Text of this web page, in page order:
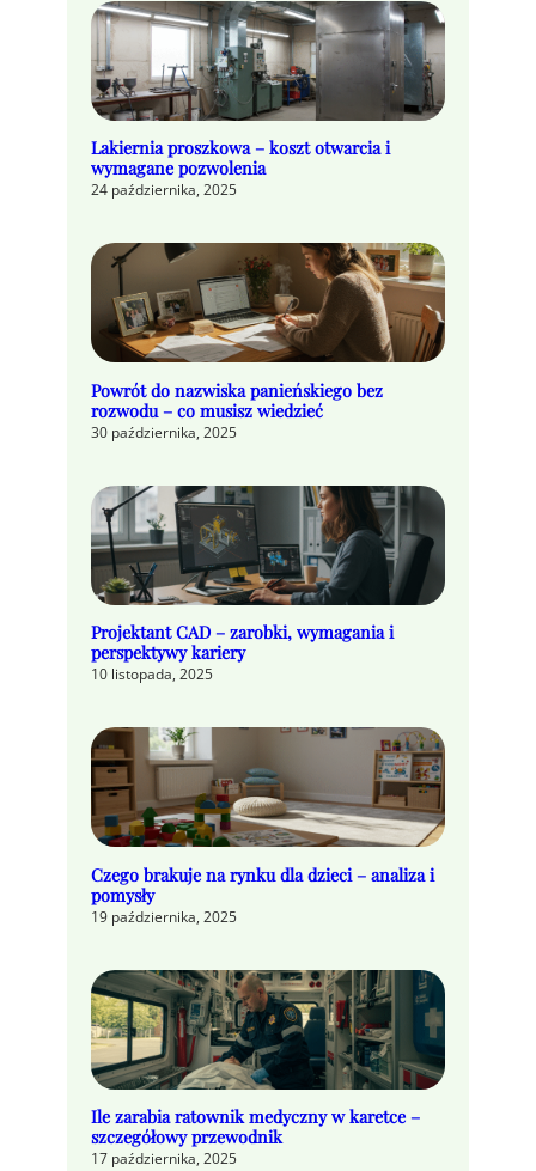
Lakiernia proszkowa – koszt otwarcia i
wymagane pozwolenia
24 października, 2025
Powrót do nazwiska panieńskiego bez
rozwodu – co musisz wiedzieć
30 października, 2025
Projektant CAD – zarobki, wymagania i
perspektywy kariery
10 listopada, 2025
Czego brakuje na rynku dla dzieci – analiza i
pomysły
19 października, 2025
Ile zarabia ratownik medyczny w karetce –
szczegółowy przewodnik
17 października, 2025